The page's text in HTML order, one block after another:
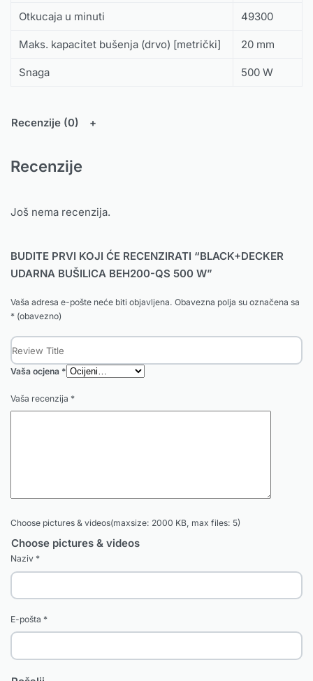
Otkucaja u minuti 49300
Maks. kapacitet bušenja (drvo) [metrički] 20 mm
Snaga 500 W
Recenzije (0)
Recenzije
Još nema recenzija.
BUDITE PRVI KOJI ĆE RECENZIRATI “BLACK+DECKER
UDARNA BUŠILICA BEH200-QS 500 W”
Vaša adresa e-pošte neće biti objavljena. Obavezna polja su označena sa
* (obavezno)
Vaša ocjena *
Vaša recenzija *
Choose pictures & videos(maxsize: 2000 KB, max files: 5)
Choose pictures & videos
Naziv *
E-pošta *